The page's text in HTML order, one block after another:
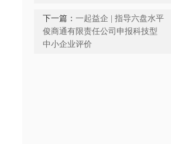
下一篇： 一起益企 | 指导六盘水平
俊商通有限责任公司申报科技型
中小企业评价